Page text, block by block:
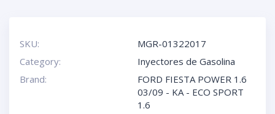
SKU:
MGR-01322017
Category:
Inyectores de Gasolina
Brand:
FORD FIESTA POWER 1.6
03/09 - KA - ECO SPORT
1.6